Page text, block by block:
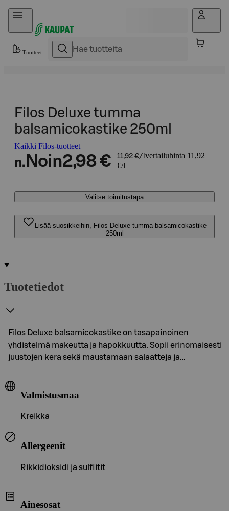
Hyppää sisältöön
Tuotteet
Filos Deluxe tumma
balsamicokastike 250ml
Kaikki Filos-tuotteet
n. Noin2,98 € 11,92 €/l vertailuhinta 11,92
€/l
Valitse toimitustapa
Lisää suosikkeihin, Filos Deluxe tumma balsamicokastike
250ml
Tuotetiedot
Filos Deluxe balsamicokastike on tasapainoinen
yhdistelmä makeutta ja hapokkuutta. Sopii erinomaisesti
juustojen kera sekä maustamaan salaatteja ja…
Valmistusmaa
Kreikka
Allergeenit
Rikkidioksidi ja sulfiitit
Ainesosat